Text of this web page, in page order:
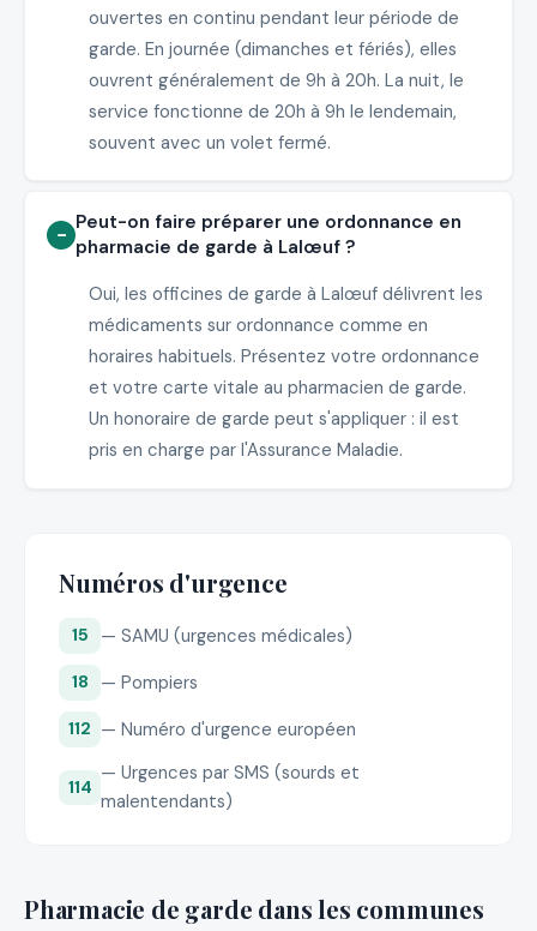
ouvertes en continu pendant leur période de
garde. En journée (dimanches et fériés), elles
ouvrent généralement de 9h à 20h. La nuit, le
service fonctionne de 20h à 9h le lendemain,
souvent avec un volet fermé.
Peut-on faire préparer une ordonnance en
pharmacie de garde à Lalœuf ?
Oui, les officines de garde à Lalœuf délivrent les
médicaments sur ordonnance comme en
horaires habituels. Présentez votre ordonnance
et votre carte vitale au pharmacien de garde.
Un honoraire de garde peut s'appliquer : il est
pris en charge par l'Assurance Maladie.
Numéros d'urgence
15 — SAMU (urgences médicales)
18 — Pompiers
112 — Numéro d'urgence européen
114
— Urgences par SMS (sourds et
malentendants)
Pharmacie de garde dans les communes